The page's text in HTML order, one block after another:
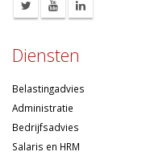
Diensten
Belastingadvies
Administratie
Bedrijfsadvies
Salaris en HRM